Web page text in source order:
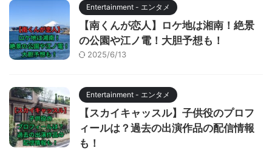
Entertainment - エンタメ
【南くんが恋人】ロケ地は湘南！絶景
の公園や江ノ電！大胆予想も！
2025/6/13
Entertainment - エンタメ
【スカイキャッスル】子供役のプロフ
ィールは？過去の出演作品の配信情報
も！